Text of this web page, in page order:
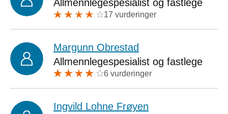
Allmennlegespesialist og fastlege
17 vurderinger
Margunn Obrestad
Allmennlegespesialist og fastlege
6 vurderinger
Ingvild Lohne Frøyen